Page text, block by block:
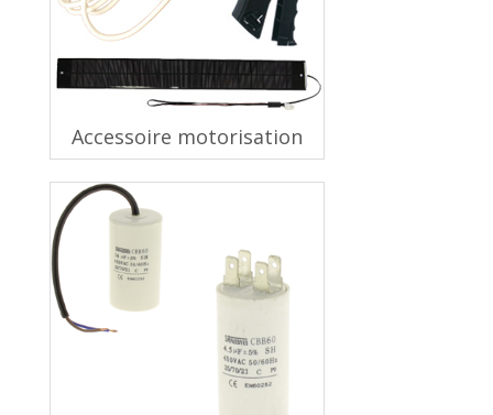
Accessoire motorisation